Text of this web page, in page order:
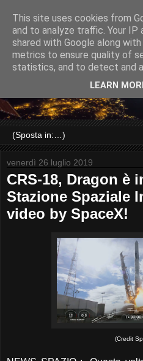
venerdì 26 luglio 2019
CRS-18, Dragon è
Stazione Spaziale
video by SpaceX!
(Credit
This site uses cookies from
and to analyze traffic. Your IP
shared with Google along
metrics to ensure quality of
statistics, and to detect and
LEARN